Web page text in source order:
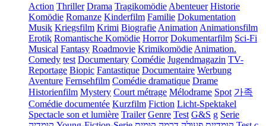
Action Thriller Drama Tragikomödie Abenteuer Historie
Komödie Romanze Kinderfilm Familie Dokumentation
Musik Kriegsfilm Krimi Biografie Animation Animationsfilm
Erotik Romantische Komödie Horror Dokumentarfilm Sci-Fi
Musical Fantasy Roadmovie Krimikomödie Animation.
Comedy test Documentary Comédie Jugendmagazin TV-
Reportage Biopic Fantastique Documentaire Werbung
Aventure Fernsehfilm Comédie dramatique Drame
Historienfilm Mystery Court métrage Mélodrame Spot 가족
Comédie documentée Kurzfilm Fiction Licht-Spektakel
Spectacle son et lumière Trailer Genre Test G&S g Serie